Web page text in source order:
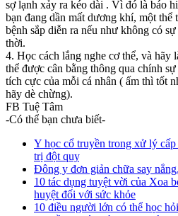
sợ lạnh xảy ra kéo dài . Vì đó là báo
bạn đang dần mất dương khí, một thể
bệnh sắp diễn ra nếu như không có
thời.
4. Học cách lắng nghe cơ thể, và hãy
thể được cân bằng thông qua chính sự
tích cực của mỗi cá nhân ( ấm thì tốt
hãy dè chừng).
FB Tuệ Tâm
-Có thể bạn chưa biết-
Y học cổ truyền trong xử lý
trị đột quỵ
Đông y đơn giản chữa say
10 tác dụng tuyệt vời của Xoa
huyệt đối với sức khỏe
10 điều người lớn có thể học